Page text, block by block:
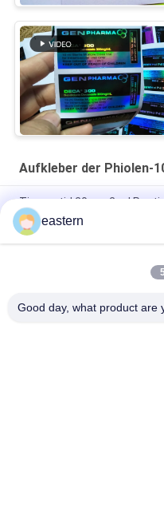
Aufkleber der Phiolen-
Tirzepatid 20 mg 2 ml
GHRP6 5MG 2 MLBottle
Peptidpulveretiketten
GHRP6 5MG 2 MLBottle
eastern
Good day, what product are